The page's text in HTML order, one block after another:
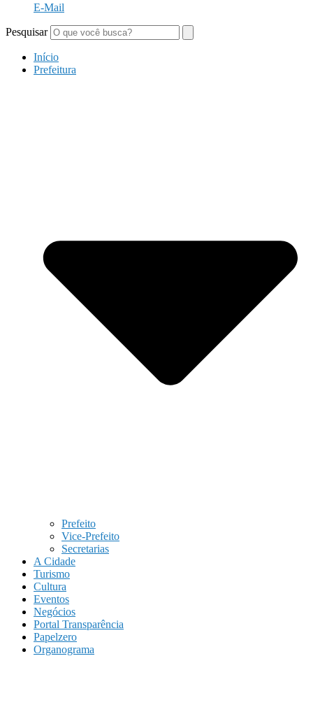
E-Mail
Pesquisar
Início
Prefeitura
Prefeito
Vice-Prefeito
Secretarias
A Cidade
Turismo
Cultura
Eventos
Negócios
Portal Transparência
Papelzero
Organograma